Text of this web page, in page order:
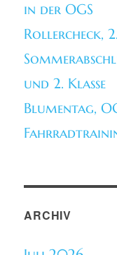
in der OGS
Rollercheck,
und 2. Klasse
Blumentag,
ARCHIV